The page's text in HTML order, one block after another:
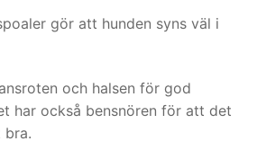
gör att hunden syns väl i
och halsen för god
har också bensnören för att det
bra.